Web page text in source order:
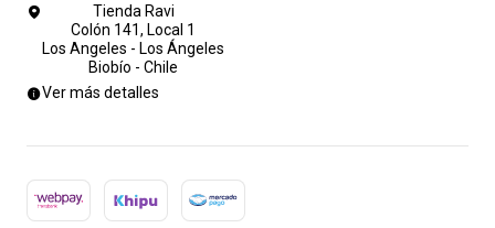
Tienda Ravi
Colón 141, Local 1
Los Angeles - Los Ángeles
Biobío - Chile
Ver más detalles